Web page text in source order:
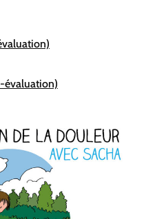
évaluation)